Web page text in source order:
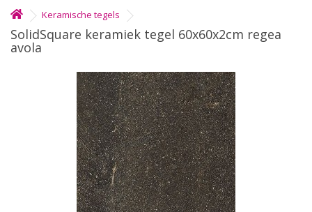
Keramische tegels
SolidSquare keramiek tegel 60x60x2cm regea
avola